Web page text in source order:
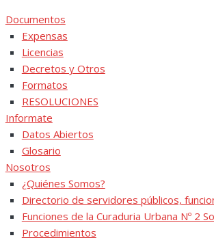
Documentos
Expensas
Licencias
Decretos y Otros
Formatos
RESOLUCIONES
Informate
Datos Abiertos
Glosario
Nosotros
¿Quiénes Somos?
Directorio de servidores públicos,
Funciones de la Curaduria Urbana Nº 2
Procedimientos